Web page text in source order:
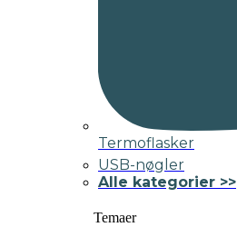
Termoflasker
USB-nøgler
Alle kategorier >>
Temaer